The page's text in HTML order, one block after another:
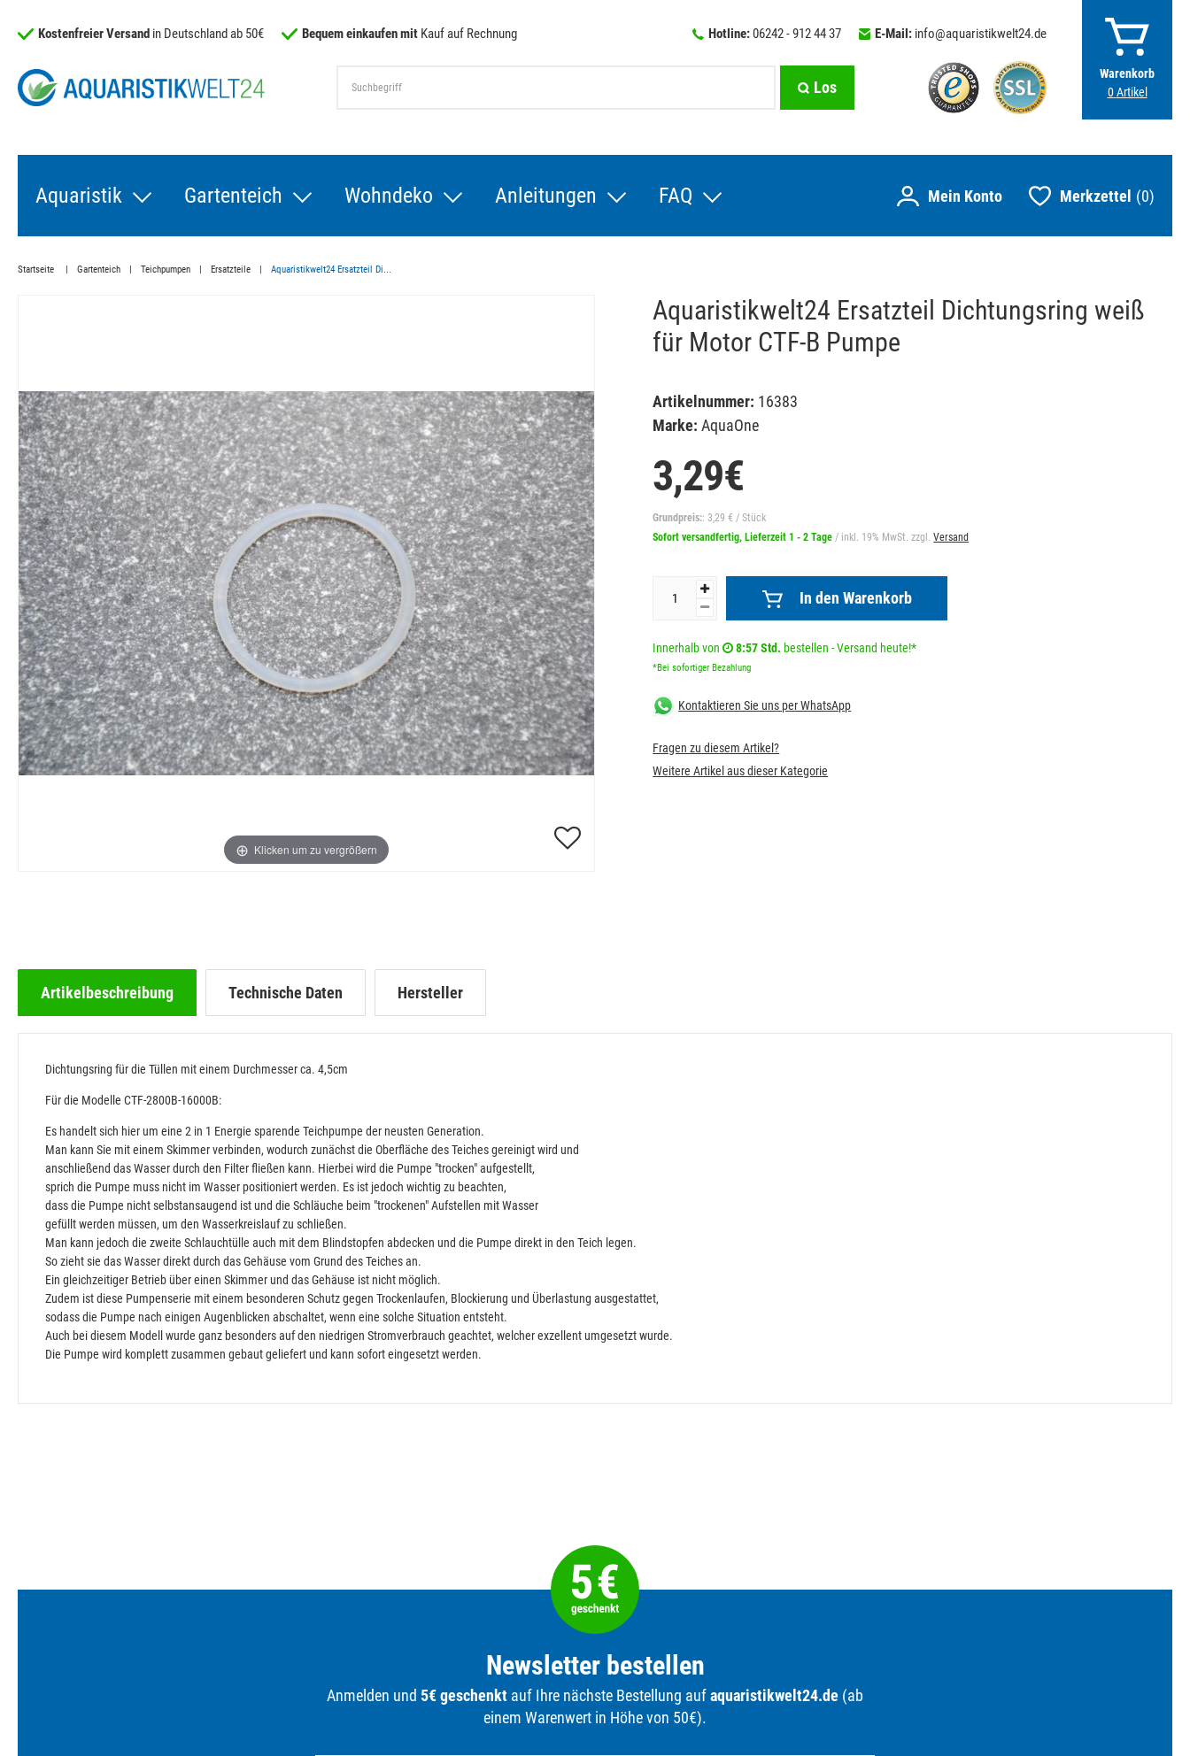
Warenkorb
0 Artikel
Kostenfreier Versand in Deutschland ab 50€ Bequem einkaufen mit Kauf auf Rechnung Hotline:06242 - 912 44 37 E-Mail: info@aquaristikwelt24.de
Los
Aquaristik Gartenteich Wohndeko Anleitungen FAQ Merkzettel 0
Startseite Gartenteich Teichpumpen Ersatzteile Aquaristikwelt24 Ersatzteil Di...
Klicken um zu vergrößern
Aquaristikwelt24 Ersatzteil Dichtungsring weiß
für Motor CTF-B Pumpe
Artikelnummer: 16383
Marke: AquaOne
3,29€
Grundpreis:: 3,29 € / Stück
Sofort versandfertig, Lieferzeit 1 - 2 Tage/ inkl. 19% MwSt. zzgl.Versand
In den Warenkorb
Innerhalb von 8:57 Std. bestellen - Versand heute!*
*Bei sofortiger Bezahlung
Kontaktieren Sie uns per WhatsApp
Fragen zu diesem Artikel?
Weitere Artikel aus dieser Kategorie
Artikelbeschreibung Technische Daten Hersteller
Dichtungsring für die Tüllen mit einem Durchmesser ca. 4,5cm
Für die Modelle CTF-2800B-16000B:
Es handelt sich hier um eine 2 in 1 Energie sparende Teichpumpe der neusten Generation.
Man kann Sie mit einem Skimmer verbinden, wodurch zunächst die Oberfläche des Teiches gereinigt wird und
anschließend das Wasser durch den Filter fließen kann. Hierbei wird die Pumpe "trocken" aufgestellt,
sprich die Pumpe muss nicht im Wasser positioniert werden. Es ist jedoch wichtig zu beachten,
dass die Pumpe nicht selbstansaugend ist und die Schläuche beim "trockenen" Aufstellen mit Wasser
gefüllt werden müssen, um den Wasserkreislauf zu schließen.
Man kann jedoch die zweite Schlauchtülle auch mit dem Blindstopfen abdecken und die Pumpe direkt in den Teich legen.
So zieht sie das Wasser direkt durch das Gehäuse vom Grund des Teiches an.
Ein gleichzeitiger Betrieb über einen Skimmer und das Gehäuse ist nicht möglich.
Zudem ist diese Pumpenserie mit einem besonderen Schutz gegen Trockenlaufen, Blockierung und Überlastung ausgestattet,
sodass die Pumpe nach einigen Augenblicken abschaltet, wenn eine solche Situation entsteht.
Auch bei diesem Modell wurde ganz besonders auf den niedrigen Stromverbrauch geachtet, welcher exzellent umgesetzt wurde.
Die Pumpe wird komplett zusammen gebaut geliefert und kann sofort eingesetzt werden.
Newsletter bestellen
Anmelden und 5€ geschenkt auf Ihre nächste Bestellung aufaquaristikwelt24.de (ab
einem Warenwert in Höhe von 50€).